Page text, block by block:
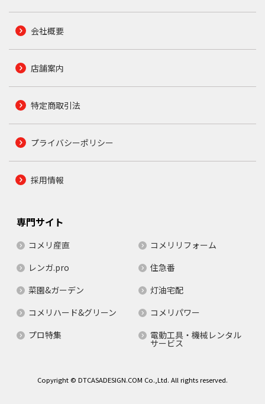
会社概要
店舗案内
特定商取引法
プライバシーポリシー
採用情報
専門サイト
コメリ産直
コメリリフォーム
レンガ.pro
住急番
菜園&ガーデン
灯油宅配
コメリハード&グリーン
コメリパワー
プロ特集
電動工具・機械レンタル
サービス
Copyright © DTCASADESIGN.COM Co.,Ltd. All rights reserved.